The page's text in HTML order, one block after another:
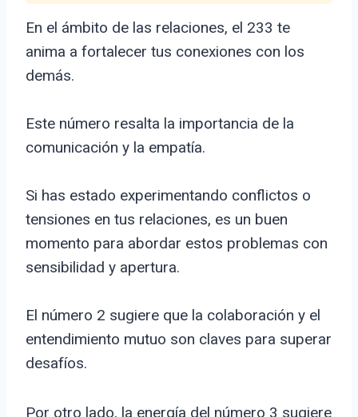
En el ámbito de las relaciones, el 233 te
anima a fortalecer tus conexiones con los
demás.
Este número resalta la importancia de la
comunicación y la empatía.
Si has estado experimentando conflictos o
tensiones en tus relaciones, es un buen
momento para abordar estos problemas con
sensibilidad y apertura.
El número 2 sugiere que la colaboración y el
entendimiento mutuo son claves para superar
desafíos.
Por otro lado, la energía del número 3 sugiere